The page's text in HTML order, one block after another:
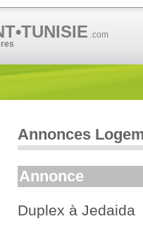
.com
Annonces
Annonce
Duplex à Jedaida